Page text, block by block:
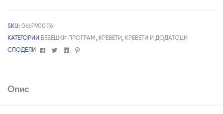
SKU: 066P900116
КАТЕГОРИИ БЕБЕШКИ ПРОГРАМ КРЕВЕТИ КРЕВЕТИ И ДОДАТОЦИ
СПОДЕЛИ
FacebookTwitterLinkedin
Pinterest
Опис